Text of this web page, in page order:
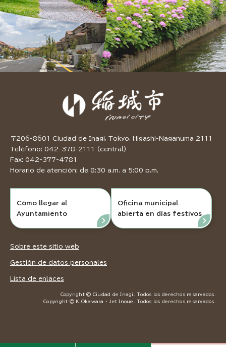
〒206-8601 Ciudad de Inagi, Tokyo, Higashi-Naganuma 2111
Teléfono: 042-378-2111 (central)
Fax: 042-377-4781
Horario de atención: de 8:30 a.m. a 5:00 p.m.
Cómo llegar al
Ayuntamiento
Oficina municipal
abierta en días festivos
Sobre este sitio web
Gestión de datos personales
Lista de enlaces
Copyright © Ciudad de Inagi. Todos los derechos reservados.
Copyright © K.Okawara ・ Jet Inoue. Todos los derechos reservados.